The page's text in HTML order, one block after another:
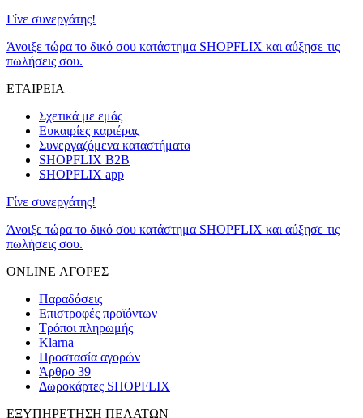
Γίνε συνεργάτης!
Άνοιξε τώρα το δικό σου κατάστημα SHOPFLIX και αύξησε τις
πωλήσεις σου.
ΕΤΑΙΡΕΙΑ
Σχετικά με εμάς
Ευκαιρίες καριέρας
Συνεργαζόμενα καταστήματα
SHOPFLIX B2B
SHOPFLIX app
Γίνε συνεργάτης!
Άνοιξε τώρα το δικό σου κατάστημα SHOPFLIX και αύξησε τις
πωλήσεις σου.
ONLINE ΑΓΟΡΕΣ
Παραδόσεις
Επιστροφές προϊόντων
Τρόποι πληρωμής
Klarna
Προστασία αγορών
Άρθρο 39
Δωροκάρτες SHOPFLIX
ΕΞΥΠΗΡΕΤΗΣΗ ΠΕΛΑΤΩΝ